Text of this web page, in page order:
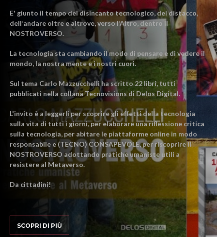
E' giunto il tempo del disincanto tecnologico, del distacco,
dell’andare oltre e altrove, verso l’Altro, dentro il
NOSTROVERSO.
La tecnologia sta cambiando il modo di pensare e di vedere il
mondo, la nostra mente e i nostri cuori.
Sul tema Carlo Mazzucchelli ha scritto 22 libri, tutti
pubblicati nella collana Tecnovisions di Delos Digital.
L'invito è a leggerli per scoprire gli effetti della tecnologia
sulla vita di tutti i giorni, per elaborare una riflessione critica
sulla tecnologia, per abitare le piattaforme online in modo
responsabile e (TECNO) CONSAPEVOLE, per riscoprire il
NOSTROVERSO adottando pratiche umaniste utili a
resistere al Metaverso.
Da cittadini!
SCOPRI DI PIÙ